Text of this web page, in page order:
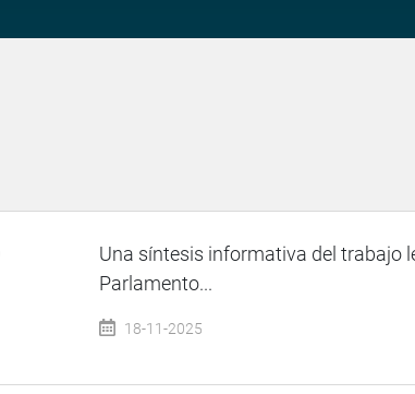
Una síntesis informativa del trabajo
Parlamento...
18-11-2025